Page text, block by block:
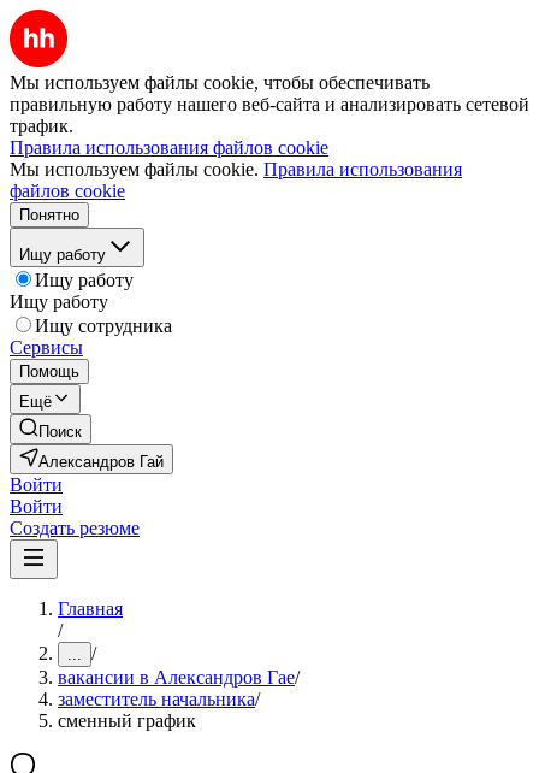
Мы используем файлы cookie, чтобы обеспечивать
правильную работу нашего веб-сайта и анализировать сетевой
трафик.
Правила использования файлов cookie
Мы используем файлы cookie. Правила использования
файлов cookie
Понятно
Ищу работу
Ищу работу
Ищу работу
Ищу сотрудника
Сервисы
Помощь
Ещё
Поиск
Александров Гай
Войти
Войти
Создать резюме
Главная
/
... /
вакансии в Александров Гае/
заместитель начальника/
сменный график